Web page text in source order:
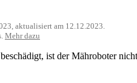
, aktualisiert am 12.12.2023.
Mehr dazu
ist der Mähroboter